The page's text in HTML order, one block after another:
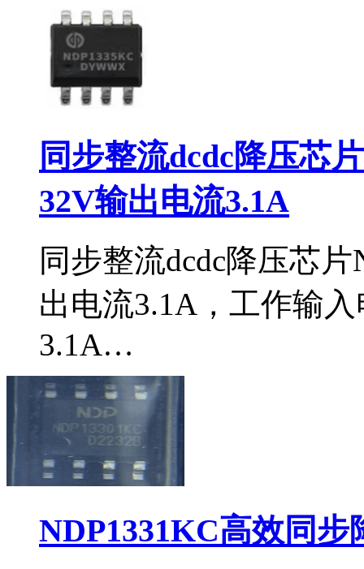
同步整流dcdc降压芯
32V输出电流3.1A
同步整流dcdc降压芯
出电流3.1A，工作输
3.1A…
NDP1331KC高效同